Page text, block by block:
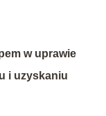
w uprawie
i uzyskaniu